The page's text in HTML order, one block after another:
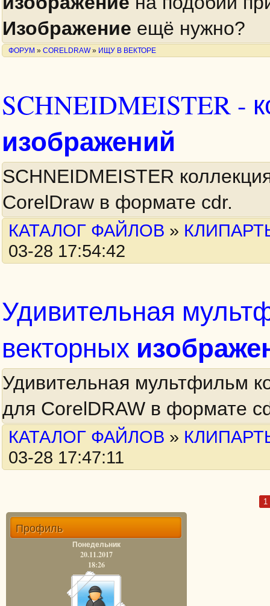
Изображение ещё нужно?
ФОРУМ » CORELDRAW » ИЩУ В ВЕКТОРЕ
SCHNEIDMEISTER -
изображений
SCHNEIDMEISTER
CorelDraw в формате cdr.
КАТАЛОГ ФАЙЛОВ »
03-28 17:54:42
Удивительная
векторных
Удивительная мультфильм
для CorelDRAW в формате
КАТАЛОГ ФАЙЛОВ »
03-28 17:47:11
1
Профиль
Понедельник
20.11.2017
18:26